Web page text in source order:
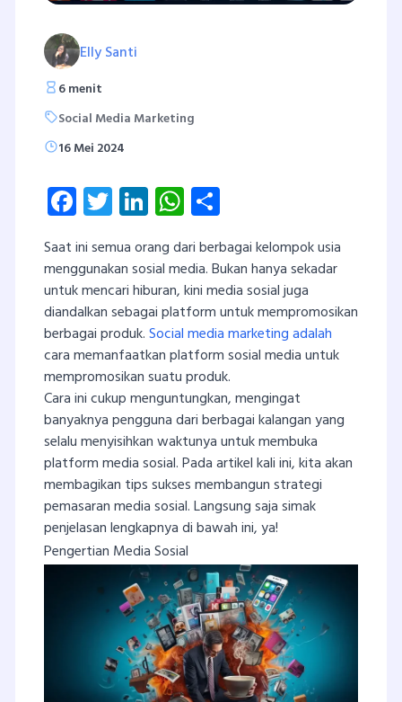
Elly Santi
6 menit
Social Media Marketing
16 Mei 2024
Facebook
Twitter
LinkedInWhatsApp
Saat ini semua orang dari berbagai kelompok usia
menggunakan sosial media. Bukan hanya sekadar
untuk mencari hiburan, kini media sosial juga
diandalkan sebagai platform untuk mempromosikan
berbagai produk.Social media marketing adalah
cara memanfaatkan platform sosial media untuk
mempromosikan suatu produk.
Cara ini cukup menguntungkan, mengingat
banyaknya pengguna dari berbagai kalangan yang
selalu menyisihkan waktunya untuk membuka
platform media sosial. Pada artikel kali ini, kita akan
membagikan tips sukses membangun strategi
pemasaran media sosial. Langsung saja simak
penjelasan lengkapnya di bawah ini, ya!
Pengertian Media Sosial